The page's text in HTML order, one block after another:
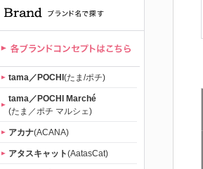
【公式】プ
レミアムキ
ャットフー
ド専門店
「たまのお
tama／POCHI (たま/ポチ)
tama／POCHI Marché
(たま／ポチ マルシェ)
アカナ(ACANA)
アタスキャット(AatasCat)